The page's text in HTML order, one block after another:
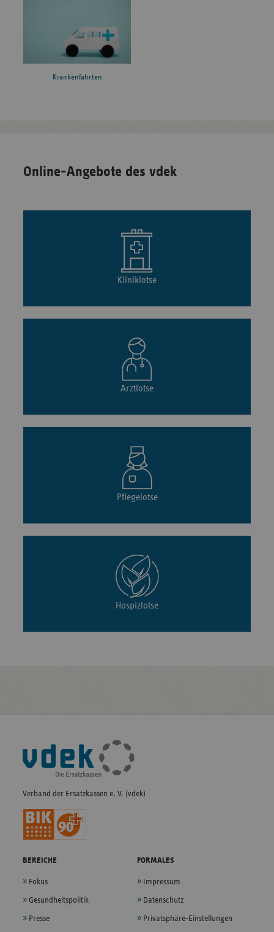
Krankenfahrten
Online-Angebote des vdek
Kliniklotse
Arztlotse
Pflegelotse
Hospizlotse
Fußleisten-
Navigation
Verband der Ersatzkassen e. V. (vdek)
BEREICHE
Fokus
Gesundheitspolitik
Presse
FORMALES
Impressum
Datenschutz
Privatsphäre-Einstellungen